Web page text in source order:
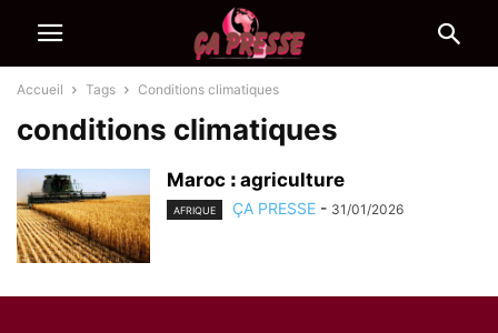
Accueil Tags Conditions climatiques
conditions climatiques
Maroc ꓽ agriculture
AFRIQUE ÇA PRESSE - 31/01/2026